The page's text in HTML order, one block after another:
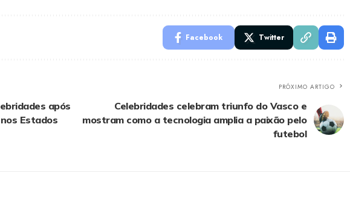
Facebook Twitter
após
Estados
PRÓXIMO ARTIGO
Celebridades celebram triunfo do Vasco e
mostram como a tecnologia amplia a paixão pelo
futebol